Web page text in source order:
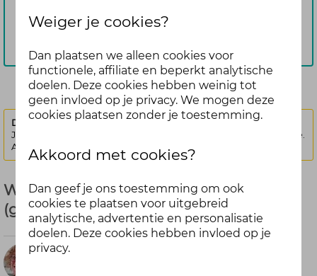
Inloggen
Deze discussie is vergrendeld.
Je kunt geen nieuwe antwoorden meer posten bij deze discussie.
Als je een vraag hebt, kun je een nieuwe discussie starten
Wat is jouw gezonde gewoonte? - Mei
(gesloten)
3
Weiger je cookies?
Dan plaatsen we alleen cookies voor
functionele, affiliate en beperkt analytische
doelen. Deze cookies hebben weinig tot
geen invloed op je privacy. We mogen deze
cookies plaatsen zonder je toestemming.
Akkoord met cookies?
Dan geef je ons toestemming om ook
cookies te plaatsen voor uitgebreid
analytische, advertentie en personalisatie
doelen. Deze cookies hebben invloed op je
privacy.